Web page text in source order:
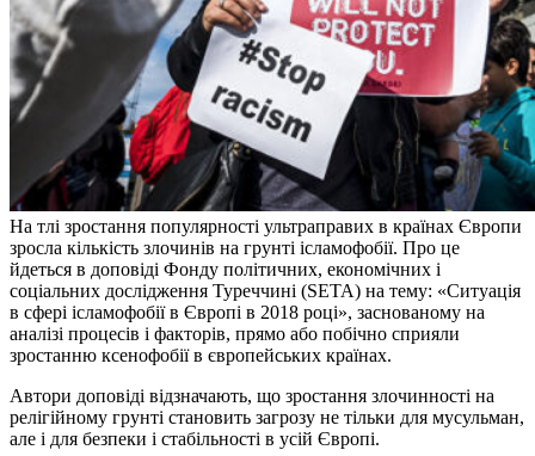
На тлі зростання популярності ультраправих в країнах Європи
зросла кількість злочинів на грунті ісламофобії. Про це
йдеться в доповіді Фонду політичних, економічних і
соціальних дослідження Туреччині (SETA) на тему: «Ситуація
в сфері ісламофобії в Європі в 2018 році», заснованому на
аналізі процесів і факторів, прямо або побічно сприяли
зростанню ксенофобії в європейських країнах.
Автори доповіді відзначають, що зростання злочинності на
релігійному грунті становить загрозу не тільки для мусульман,
але і для безпеки і стабільності в усій Європі.